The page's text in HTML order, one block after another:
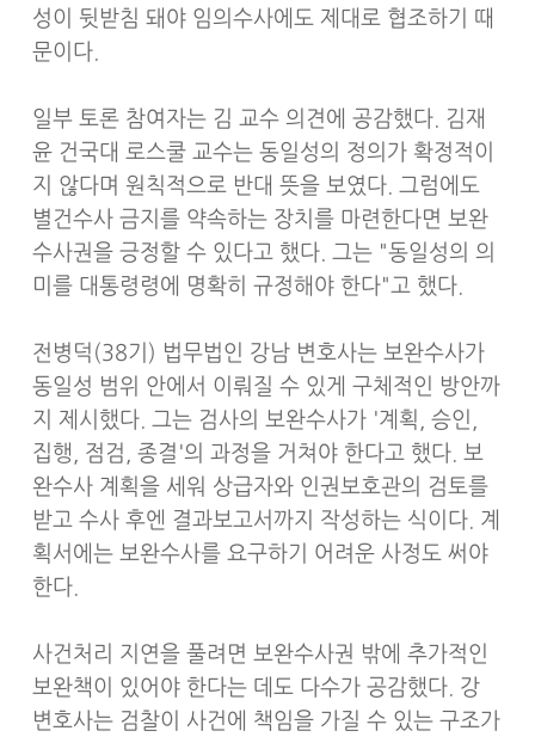
성이 뒷받침 돼야 임의수사에도 제대로 협조하기 때
문이다.
일부 토론 참여자는 김 교수 의견에 공감했다. 김재
윤 건국대 로스쿨 교수는 동일성의 정의가 확정적이
지 않다며 원칙적으로 반대 뜻을 보였다. 그럼에도
별건수사 금지를 약속하는 장치를 마련한다면 보완
수사권을 긍정할 수 있다고 했다. 그는 "동일성의 의
미를 대통령령에 명확히 규정해야 한다"고 했다.
전병덕(38기) 법무법인 강남 변호사는 보완수사가
동일성 범위 안에서 이뤄질 수 있게 구체적인 방안까
지 제시했다. 그는 검사의 보완수사가 '계획, 승인,
집행, 점검, 종결'의 과정을 거쳐야 한다고 했다. 보
완수사 계획을 세워 상급자와 인권보호관의 검토를
받고 수사 후엔 결과보고서까지 작성하는 식이다. 계
획서에는 보완수사를 요구하기 어려운 사정도 써야
한다.
사건처리 지연을 풀려면 보완수사권 밖에 추가적인
보완책이 있어야 한다는 데도 다수가 공감했다. 강
변호사는 검찰이 사건에 책임을 가질 수 있는 구조가